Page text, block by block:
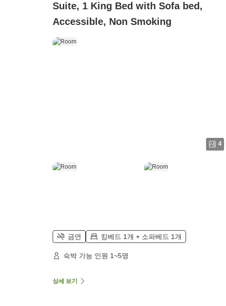
Suite, 1 King Bed with Sofa bed,
Accessible, Non Smoking
4
금연 킹베드 1개 + 소파베드 1개
숙박 가능 인원 1~5명
상세 보기